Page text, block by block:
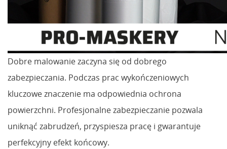
Dobre malowanie zaczyna się od dobrego
zabezpieczania. Podczas prac wykończeniowych
kluczowe znaczenie ma odpowiednia ochrona
powierzchni. Profesjonalne zabezpieczanie pozwala
uniknąć zabrudzeń, przyspiesza pracę i gwarantuje
perfekcyjny efekt końcowy.